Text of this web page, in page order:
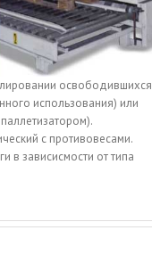
освободившихся
использования) или
с противовесами.
в зависисмости от типа